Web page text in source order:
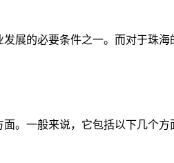
展的必要条件之一。而对于珠
。一般来说，它包括以下几个方